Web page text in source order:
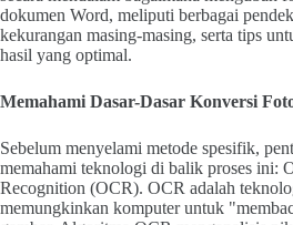
dokumen Word, meliputi berbagai
kekurangan masing-masing, serta tips
hasil yang optimal.
Memahami Dasar-Dasar Konversi
Sebelum menyelami metode spesifik,
memahami teknologi di balik proses ini:
Recognition (OCR). OCR adalah
memungkinkan komputer untuk